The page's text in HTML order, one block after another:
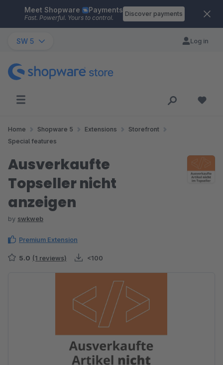
Skip to main content
Meet Shopware Payments
Fast. Powerful. Yours to control.
Discover payments
SW 5 Log in
Home Shopware 5 Extensions
Storefront
Special features
Ausverkaufte
Topseller nicht
anzeigen
by swkweb
Premium Extension
5.0 (1 reviews) <100